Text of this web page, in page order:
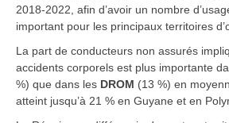
2018-2022, afin d’avoir un nombre
important pour les principaux territoires
La part de conducteurs non assurés
accidents corporels est plus importante
%) que dans les DROM (13 %) en
atteint jusqu’à 21 % en Guyane et en